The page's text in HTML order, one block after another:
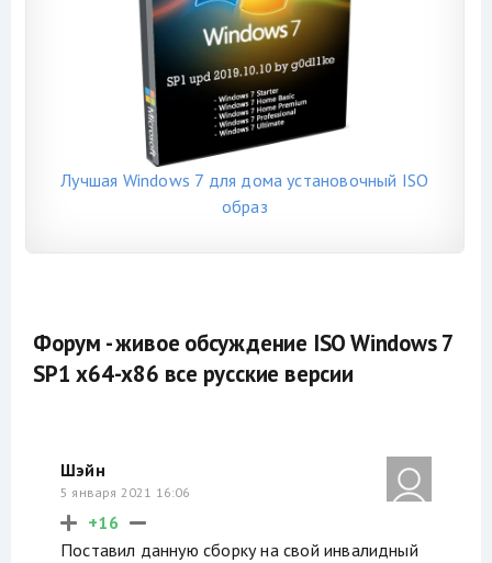
Лучшая Windows 7 для дома установочный ISO
образ
Форум - живое обсуждение ISO Windows 7
SP1 x64-x86 все русские версии
Шэйн
5 января 2021 16:06
+16
Поставил данную сборку на свой инвалидный